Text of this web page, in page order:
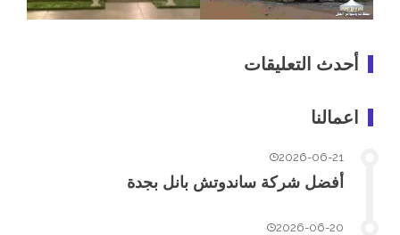
أحدث التعليقات
اعمالنا
2026-06-21
أفضل شركة ساندوتش بانل بجدة
2026-06-20